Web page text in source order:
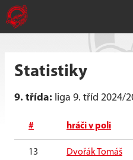
Statistiky
9. třída: liga 9. tříd 2024/
# hráči v poli
13 Dvořák Tomáš